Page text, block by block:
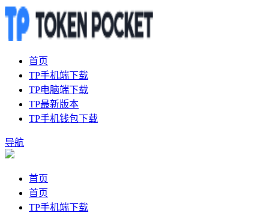
首页
TP手机端下载
TP电脑端下载
TP最新版本
TP手机钱包下载
导航
首页
首页
TP手机端下载